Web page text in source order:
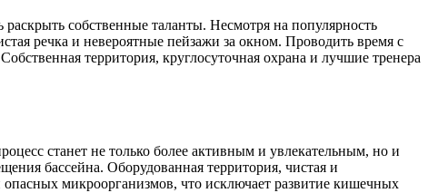
собственные таланты. Несмотря на популярность
речка и невероятные пейзажи за окном. Проводить время с
территория, круглосуточная охрана и лучшие тренера
станет не только более активным и увлекательным, но и
бассейна. Оборудованная территория, чистая и
опасных микроорганизмов, что исключает развитие кишечных